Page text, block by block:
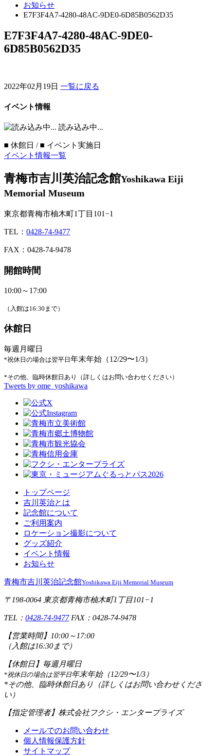
お知らせ
E7F3F4A7-4280-48AC-9DE0-6D85B0562D35
E7F3F4A7-4280-48AC-9DE0-
6D85B0562D35
2022年02月19日 一覧に戻る
イベント情報
読み込み中...
■ 休館日 / ■ イベント実施日
イベント情報一覧
青梅市吉川英治記念館Yoshikawa Eiji
Memorial Museum
東京都青梅市柚木町1丁目101−1
TEL： 0428-74-9477
FAX：0428-74-9478
開館時間
10:00～17:00
（入館は16:30まで）
休館日
毎週月曜日
*祝休日の場合は翌平日 年末年始（12/29〜1/3）
*その他、臨時休館日あり（詳しくはお問い合わせください）
Tweets by ome_yoshikawa
トップページ
吉川英治とは
記念館について
ご利用案内
ロケーション撮影について
グッズ紹介
イベント情報
お知らせ
青梅市吉川英治記念館Yoshikawa Eiji Memorial Museum
〒198-0064 東京都青梅市柚木町1丁目101−1
TEL： 0428-74-9477FAX：0428-74-9478
【営業時間】 10:00～17:00
（入館は16:30まで）
【休館日】 毎週月曜日
*祝休日の場合は翌平日年末年始（12/29〜1/3）
*その他、臨時休館日あり（詳しくはお問い合わせくださ
い）
【指定管理者】 株式会社フクシ・エンタープライズ
メールでのお問い合わせ
個人情報保護方針
サイトマップ